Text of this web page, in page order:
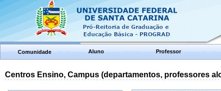
Comunidade Aluno Professor
Centros Ensino, Campus (departamentos, professores